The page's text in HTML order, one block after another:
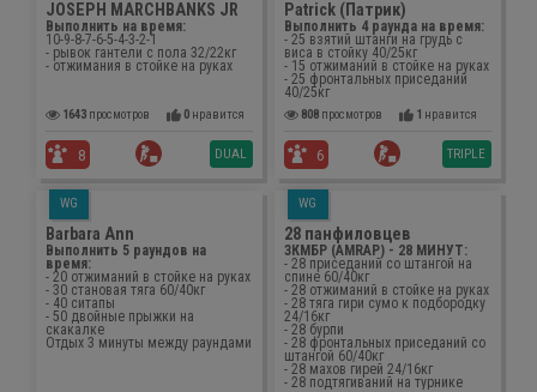
JOSEPH MARCHBANKS JR
Выполнить на время:
10-9-8-7-6-5-4-3-2-1
- рывок гантели с пола 32/22кг
- отжимания в стойке на руках
1643просмотров 0нравится
8 DUAL
Patrick (Патрик)
Выполнить 4 раунда на время:
- 25 взятий штанги на грудь с
виса в стойку 40/25кг
- 15 отжиманий в стойке на руках
- 25 фронтальных приседаний
40/25кг
808просмотров 1 нравится
6 TRIPLE
WG
Barbara Ann
Выполнить 5 раундов на
время:
- 20 отжиманий в стойке на руках
- 30 становая тяга 60/40кг
- 40 ситапы
- 50 двойные прыжки на
скакалке
Отдых 3 минуты между раундами
WG
28 панфиловцев
ЗКМБР (AMRAP) - 28 МИНУТ:
- 28 приседаний со штангой на
спине 60/40кг
- 28 отжиманий в стойке на руках
- 28 тяга гири сумо к подбородку
24/16кг
- 28 бурпи
- 28 фронтальных приседаний со
штангой 60/40кг
- 28 махов гирей 24/16кг
- 28 подтягиваний на турнике